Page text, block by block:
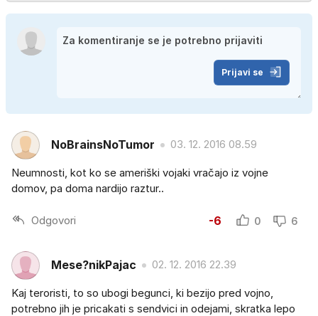
Prijavi se
NoBrainsNoTumor 03. 12. 2016 08.59
Neumnosti, kot ko se ameriški vojaki vračajo iz vojne
domov, pa doma nardijo raztur..
Odgovori -6 0 6
Mese?nikPajac 02. 12. 2016 22.39
Kaj teroristi, to so ubogi begunci, ki bezijo pred vojno,
potrebno jih je pricakati s sendvici in odejami, skratka lepo